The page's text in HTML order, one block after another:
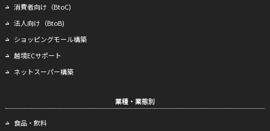
消費者向け（BtoC)
法人向け（BtoB)
ショッピングモール構築
越境ECサポート
ネットスーパー構築
業種・業態別
食品・飲料